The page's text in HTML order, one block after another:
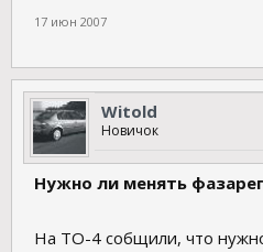
17 июн 2007
Witold
Новичок
Нужно ли менять
На ТО-4 собщили, что